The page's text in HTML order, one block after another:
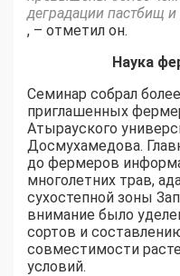
деградации пастбищ
, – отметил он.
Наука
Семинар собрал
приглашенных
Атырауского
Досмухамедова.
до фермеров
многолетних трав,
сухостепной зоны
внимание было
сортов и
совместимости
условий.